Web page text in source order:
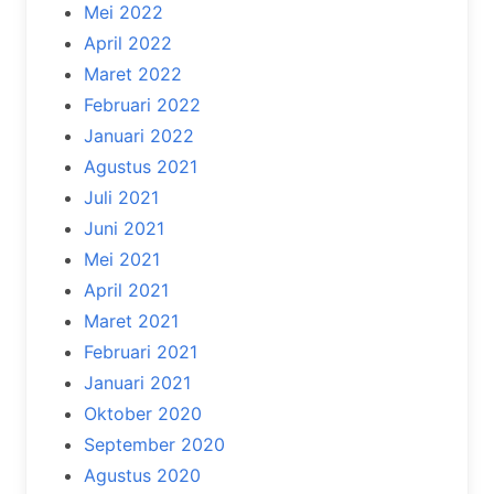
Mei 2022
April 2022
Maret 2022
Februari 2022
Januari 2022
Agustus 2021
Juli 2021
Juni 2021
Mei 2021
April 2021
Maret 2021
Februari 2021
Januari 2021
Oktober 2020
September 2020
Agustus 2020